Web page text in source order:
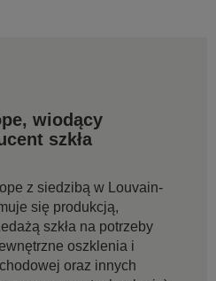
wiodący
szkła
z siedzibą w Louvain-
się produkcją,
szkła na potrzeby
oszklenia i
oraz innych